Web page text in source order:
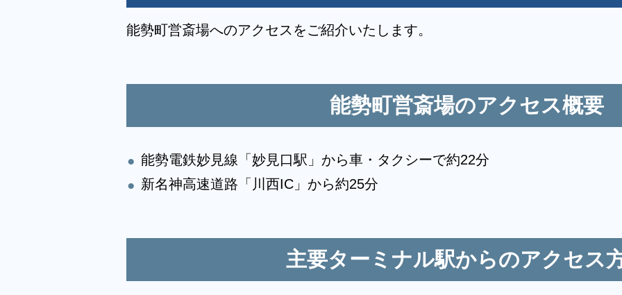
エントランス
・能勢町営斎場では葬祭場（葬儀式場、待合室）を
・葬儀専用施設のため葬儀事業者を通じてご利用いた
能勢町営斎場へのアクセスをご紹介いたします。
能勢町営斎場のアクセス概要
能勢電鉄妙見線「妙見口駅」から車・タクシーで約22分
新名神高速道路「川西IC」から約25分
主要ターミナル駅からのアクセス